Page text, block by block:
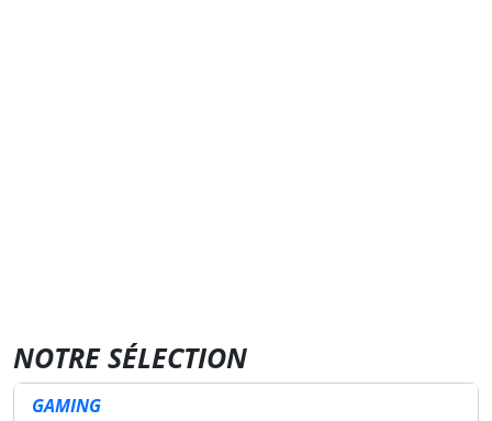
NOTRE SÉLECTION
GAMING